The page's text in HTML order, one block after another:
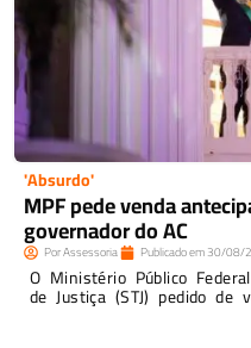
'Absurdo'
MPF pede venda
governador do AC
PorAssessoria Publicado em30/08/
O Ministério Público
de Justiça (STJ) pedido de